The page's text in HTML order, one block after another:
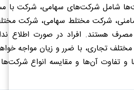
شامل شرکت‌های سهامی، شرکت با
شرکت مختلط سهامی، شرکت
هستند. افراد در صورت اطلاع
تجاری، با ضرر و زیان مواجه
و تفاوت آن‌ها و مقایسه انواع